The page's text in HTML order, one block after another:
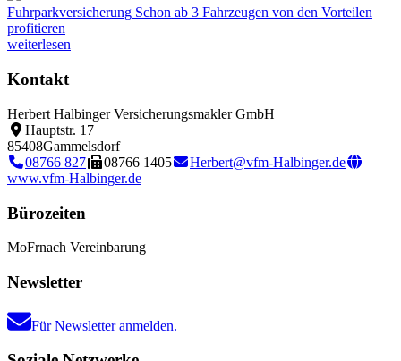
Fuhrparkversicherung Schon ab 3 Fahrzeugen von den Vorteilen
profitieren
weiterlesen
Kontakt
Herbert Halbinger Versicherungsmakler GmbH
Hauptstr. 17
85408Gammelsdorf
08766 827
08766 1405
Herbert@vfm-Halbinger.de
www.vfm-Halbinger.de
Bürozeiten
MoFrnach Vereinbarung
Newsletter
Für Newsletter anmelden.